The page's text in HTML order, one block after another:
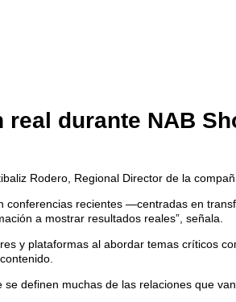
durante NAB
Rodero, Regional Director de la
recientes —centradas en
a mostrar resultados reales”, señala.
y plataformas al abordar temas críticos
definen muchas de las relaciones que